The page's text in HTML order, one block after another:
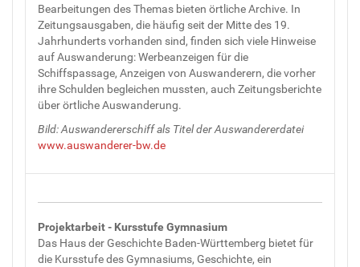
Bearbeitungen des Themas bieten örtliche Archive. In
Zeitungsausgaben, die häufig seit der Mitte des 19.
Jahrhunderts vorhanden sind, finden sich viele Hinweise
auf Auswanderung: Werbeanzeigen für die
Schiffspassage, Anzeigen von Auswanderern, die vorher
ihre Schulden begleichen mussten, auch Zeitungsberichte
über örtliche Auswanderung.
Bild: Auswandererschiff als Titel der Auswandererdatei
www.auswanderer-bw.de
Projektarbeit - Kursstufe Gymnasium
Das Haus der Geschichte Baden-Württemberg bietet für
die Kursstufe des Gymnasiums, Geschichte, ein